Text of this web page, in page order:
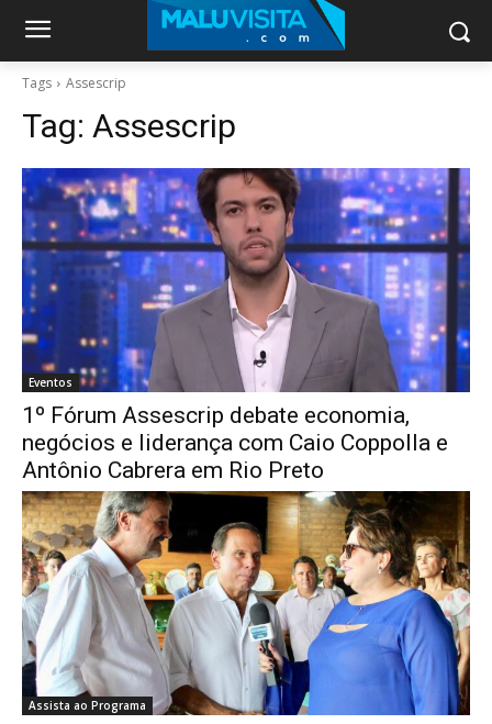
Tags Assescrip
Tag: Assescrip
Eventos
1º Fórum Assescrip debate economia,
negócios e liderança com Caio Coppolla e
Antônio Cabrera em Rio Preto
Assista ao Programa